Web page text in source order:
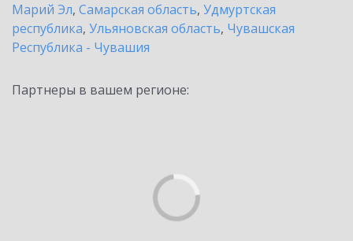
Марий Эл, Самарская область, Удмуртская
республика, Ульяновская область, Чувашская
Республика - Чувашия
Партнеры в вашем регионе: